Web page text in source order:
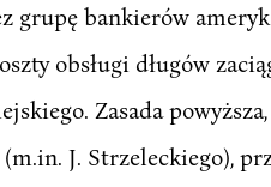
grupę bankierów
obsługi długów
Zasada
J. Strzeleckiego),